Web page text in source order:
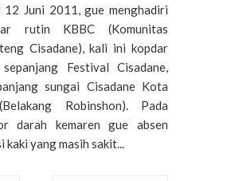
12 Juni 2011, gue menghadiri
rutin KBBC (Komunitas
Cisadane), kali ini kopdar
Festival Cisadane,
sungai Cisadane Kota
Robinshon). Pada
darah kemaren gue absen
kaki yang masih sakit...